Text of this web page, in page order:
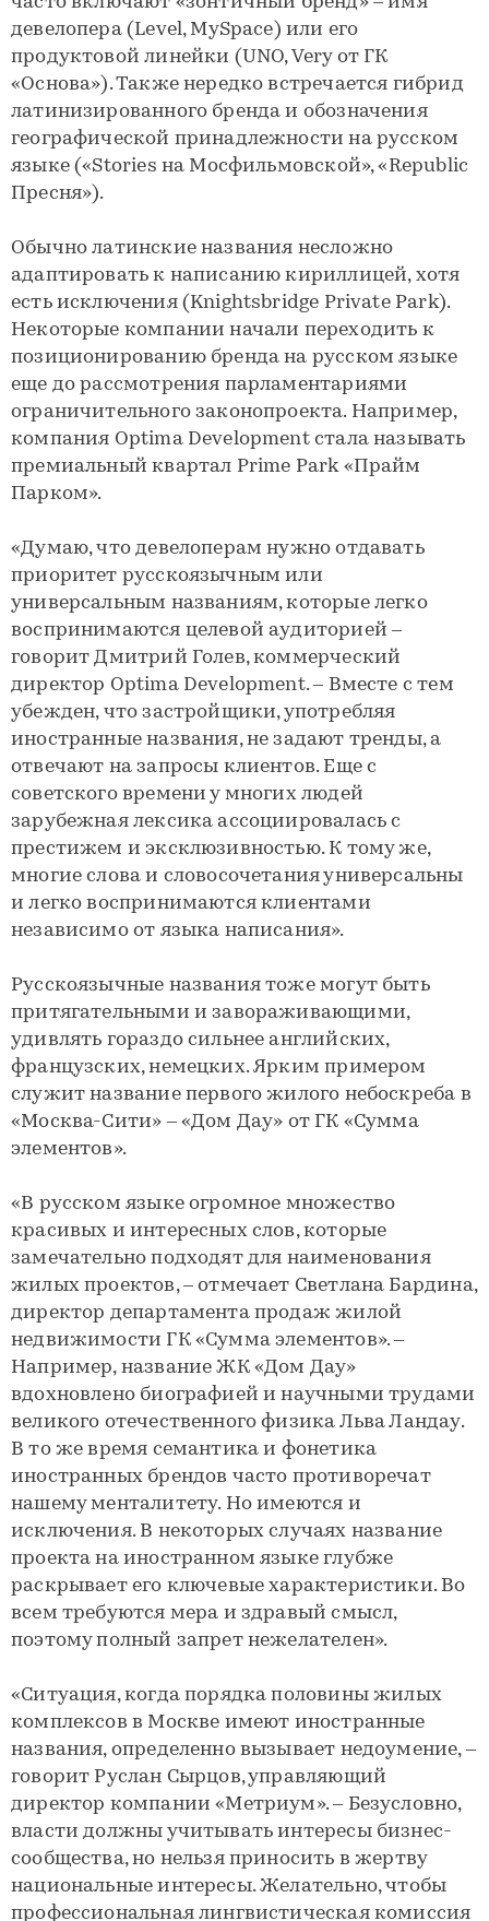
девелопера (Level, MySpace) или его
продуктовой линейки (UNO, Very от ГК
«Основа»). Также нередко встречается гибрид
латинизированного бренда и обозначения
географической принадлежности на русском
языке («Stories на Мосфильмовской», «Republic
Пресня»).
Обычно латинские названия несложно
адаптировать к написанию кириллицей, хотя
есть исключения (Knightsbridge Private Park).
Некоторые компании начали переходить к
позиционированию бренда на русском языке
еще до рассмотрения парламентариями
ограничительного законопроекта. Например,
компания Optima Development стала называть
премиальный квартал Prime Park «Прайм
Парком».
«Думаю, что девелоперам нужно отдавать
приоритет русскоязычным или
универсальным названиям, которые легко
воспринимаются целевой аудиторией –
говорит Дмитрий Голев, коммерческий
директор Optima Development. – Вместе с тем
убежден, что застройщики, употребляя
иностранные названия, не задают тренды, а
отвечают на запросы клиентов. Еще с
советского времени у многих людей
зарубежная лексика ассоциировалась с
престижем и эксклюзивностью. К тому же,
многие слова и словосочетания универсальны
и легко воспринимаются клиентами
независимо от языка написания».
Русскоязычные названия тоже могут быть
притягательными и завораживающими,
удивлять гораздо сильнее английских,
французских, немецких. Ярким примером
служит название первого жилого небоскреба в
«Москва-Сити» – «Дом Дау» от ГК «Сумма
элементов».
«В русском языке огромное множество
красивых и интересных слов, которые
замечательно подходят для наименования
жилых проектов, – отмечает Светлана Бардина,
директор департамента продаж жилой
недвижимости ГК «Сумма элементов». –
Например, название ЖК «Дом Дау»
вдохновлено биографией и научными трудами
великого отечественного физика Льва Ландау.
В то же время семантика и фонетика
иностранных брендов часто противоречат
нашему менталитету. Но имеются и
исключения. В некоторых случаях название
проекта на иностранном языке глубже
раскрывает его ключевые характеристики. Во
всем требуются мера и здравый смысл,
поэтому полный запрет нежелателен».
«Ситуация, когда порядка половины жилых
комплексов в Москве имеют иностранные
названия, определенно вызывает недоумение, –
говорит Руслан Сырцов, управляющий
директор компании «Метриум». – Безусловно,
власти должны учитывать интересы бизнес-
сообщества, но нельзя приносить в жертву
национальные интересы. Желательно, чтобы
профессиональная лингвистическая комиссия